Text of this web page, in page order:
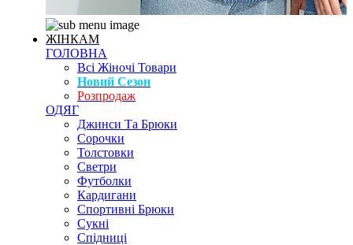
ЖІНКАМ
ГОЛОВНА
Всі Жіночі Товари
Новий Сезон
Розпродаж
ОДЯГ
Джинси Та Брюки
Сорочки
Толстовки
Светри
Футболки
Кардигани
Спортивні Брюки
Сукні
Спідниці